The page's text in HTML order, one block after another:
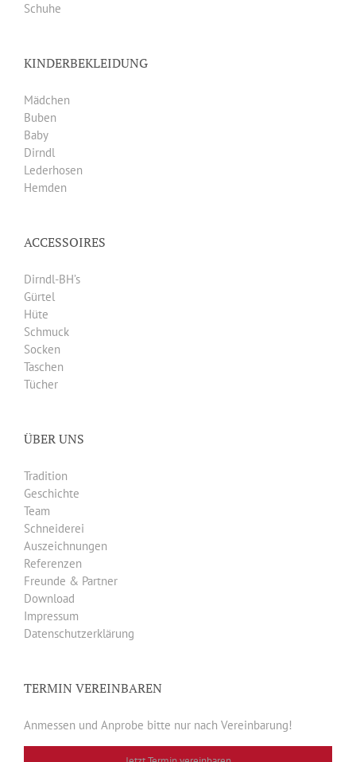
Schuhe
KINDERBEKLEIDUNG
Mädchen
Buben
Baby
Dirndl
Lederhosen
Hemden
ACCESSOIRES
Dirndl-BH’s
Gürtel
Hüte
Schmuck
Socken
Taschen
Tücher
ÜBER UNS
Tradition
Geschichte
Team
Schneiderei
Auszeichnungen
Referenzen
Freunde & Partner
Download
Impressum
Datenschutzerklärung
TERMIN VEREINBAREN
Anmessen und Anprobe bitte nur nach Vereinbarung!